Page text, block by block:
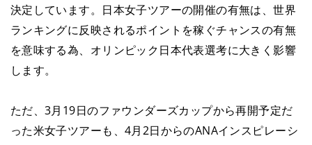
決定しています。日本女子ツアーの開催の有無は、世界
ランキングに反映されるポイントを稼ぐチャンスの有無
を意味する為、オリンピック日本代表選考に大きく影響
します。
ただ、3月19日のファウンダーズカップから再開予定だ
った米女子ツアーも、4月2日からのANAインスピレーシ